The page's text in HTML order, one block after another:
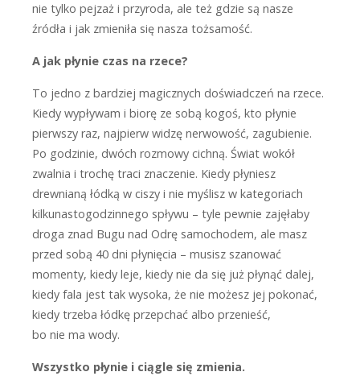
nie tylko pejzaż i przyroda, ale też gdzie są nasze
źródła i jak zmieniła się nasza tożsamość.
A jak płynie czas na rzece?
To jedno z bardziej magicznych doświadczeń na rzece.
Kiedy wypływam i biorę ze sobą kogoś, kto płynie
pierwszy raz, najpierw widzę nerwowość, zagubienie.
Po godzinie, dwóch rozmowy cichną. Świat wokół
zwalnia i trochę traci znaczenie. Kiedy płyniesz
drewnianą łódką w ciszy i nie myślisz w kategoriach
kilkunastogodzinnego spływu – tyle pewnie zajęłaby
droga znad Bugu nad Odrę samochodem, ale masz
przed sobą 40 dni płynięcia – musisz szanować
momenty, kiedy leje, kiedy nie da się już płynąć dalej,
kiedy fala jest tak wysoka, że nie możesz jej pokonać,
kiedy trzeba łódkę przepchać albo przenieść,
bo nie ma wody.
Wszystko płynie i ciągle się zmienia.